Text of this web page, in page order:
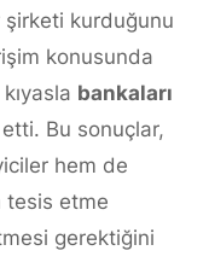
şirketi kurduğunu
konusunda
bankaları
Bu sonuçlar,
hem de
tesis etme
gerektiğini